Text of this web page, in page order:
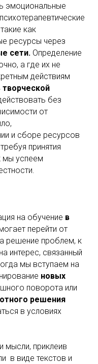
эмоциональные
как
ресурсы через
сети. Определение
а где их не
действиям
творческой
без
от
и сборе ресурсов
принятия
мы успеем
на обучение в
перейти от
решение проблем, к
интерес, связанный
мы вступаем на
новых
поворота или
решения
в условиях
мысли, приклеив
в виде текстов и